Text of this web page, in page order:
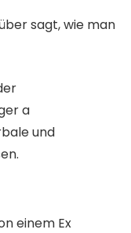
sagt, wie man
a
und
einem Ex